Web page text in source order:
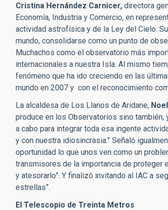
Cristina Hernández Carnicer, directora
Economía, Industria y Comercio, en
actividad astrofísica y de la Ley del Cielo.
mundo, consolidarse como un punto de
Muchachos como el observatorio más
internacionales a nuestra Isla. Al mismo
fenómeno que ha ido creciendo en las
mundo en 2007 y con el reconocimiento
La alcaldesa de Los Llanos de Aridane,
produce en los Observatorios sino
a cabo para integrar toda esa ingente
y con nuestra idiosincrasia.” Señaló
oportunidad lo que unos ven como un
transmisores de la importancia de proteger
y atesorarlo”. Y finalizó invitando al IAC a
estrellas”.
El Telescopio de Treinta Metros